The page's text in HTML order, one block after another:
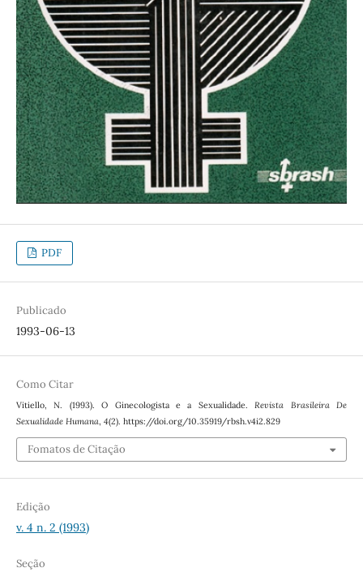
PDF
Publicado
1993-06-13
Como Citar
Vitiello, N. (1993). O Ginecologista e a Sexualidade. Revista Brasileira De
Sexualidade Humana, 4(2). https://doi.org/10.35919/rbsh.v4i2.829
Fomatos de Citação
Edição
v. 4 n. 2 (1993)
Seção